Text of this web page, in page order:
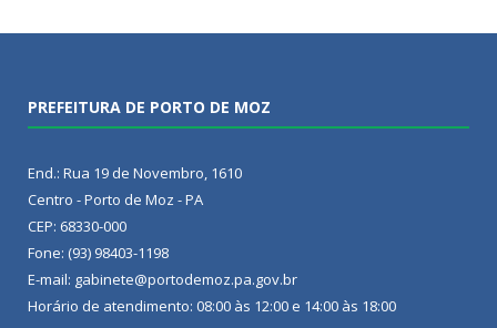
PREFEITURA DE PORTO DE MOZ
End.: Rua 19 de Novembro, 1610
Centro - Porto de Moz - PA
CEP: 68330-000
Fone: (93) 98403-1198
E-mail: gabinete@portodemoz.pa.gov.br
Horário de atendimento: 08:00 às 12:00 e 14:00 às 18:00